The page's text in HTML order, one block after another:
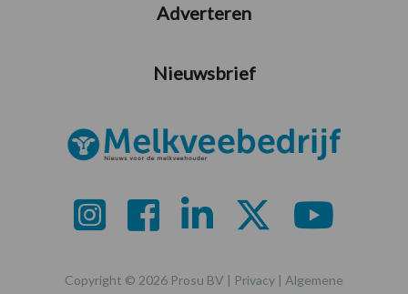
Adverteren
Nieuwsbrief
Copyright © 2026 Prosu BV | Privacy | Algemene